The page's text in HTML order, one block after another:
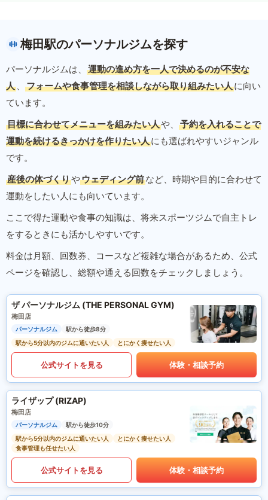
梅田駅のパーソナルジムを探す
パーソナルジムは、
運動の進め方を一人で決めるのが不安な
人 、 フォームや食事管理を相談しながら取り組みたい人に向い
ています。
目標に合わせてメニューを組みたい人や、
予約を入れることで
運動を続けるきっかけを作りたい人にも選ばれやすいジャンル
です。
産後の体づくりやウェディング前など、時期や目的に合わせて
運動をしたい人にも向いています。
ここで得た運動や食事の知識は、将来スポーツジムで自主トレ
をするときにも活かしやすいです。
料金は月額、回数券、コースなど複雑な場合があるため、公式
ページを確認し、総額や通える回数をチェックしましょう。
ザ パーソナルジム (THE PERSONAL GYM)
梅田店
パーソナルジム
駅から徒歩8分
駅から5分以内のジムに通いたい人
とにかく痩せたい人
公式サイトを見る 体験・相談予約
ライザップ (RIZAP)
梅田店
パーソナルジム
駅から徒歩10分
駅から5分以内のジムに通いたい人
とにかく痩せたい人
食事管理も任せたい人
公式サイトを見る 体験・相談予約